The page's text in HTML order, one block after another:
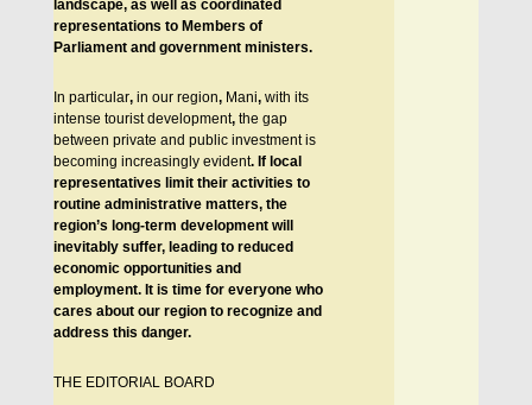
landscape, as well as coordinated
representations to Members of
Parliament and government ministers.
In particular,in our region,Mani,with its
intense tourist development,the gap
between private and public investment is
becoming increasingly evident. If local
representatives limit their activities to
routine administrative matters, the
region’s long-term development will
inevitably suffer, leading to reduced
economic opportunities and
employment. It is time for everyone who
cares about our region to recognize and
address this danger.
THE EDITORIAL BOARD